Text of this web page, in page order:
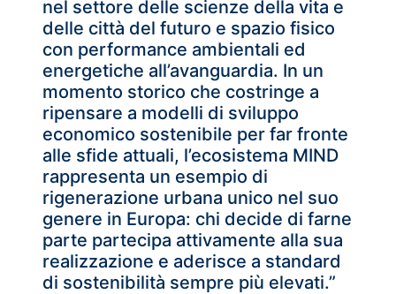
nel settore delle scienze della vita e
delle città del futuro e spazio fisico
con performance ambientali ed
energetiche all’avanguardia. In un
momento storico che costringe a
ripensare a modelli di sviluppo
economico sostenibile per far fronte
alle sfide attuali, l’ecosistema MIND
rappresenta un esempio di
rigenerazione urbana unico nel suo
genere in Europa: chi decide di farne
parte partecipa attivamente alla sua
realizzazione e aderisce a standard
di sostenibilità sempre più elevati.”